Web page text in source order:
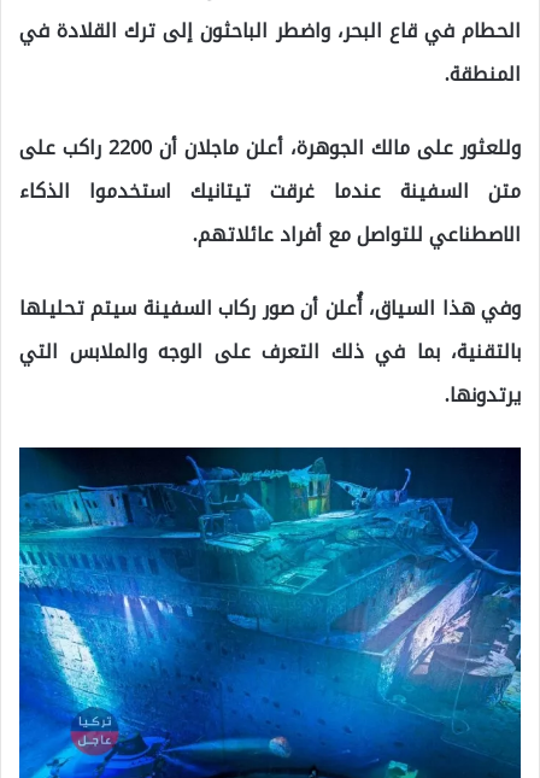
الحطام في قاع البحر، واضطر الباحثون إلى ترك القلادة في
المنطقة.
وللعثور على مالك الجوهرة، أعلن ماجلان أن 2200 راكب على
متن السفينة عندما غرقت تيتانيك استخدموا الذكاء
الاصطناعي للتواصل مع أفراد عائلاتهم.
وفي هذا السياق، أُعلن أن صور ركاب السفينة سيتم تحليلها
بالتقنية، بما في ذلك التعرف على الوجه والملابس التي
يرتدونها.